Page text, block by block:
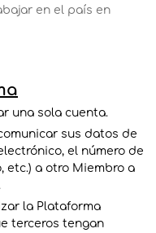
en el país en
una sola cuenta.
sus datos de
el número de
etc.) a otro Miembro a
la Plataforma
terceros tengan